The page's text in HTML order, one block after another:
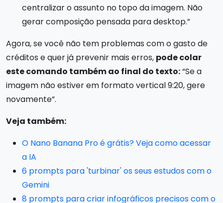
centralizar o assunto no topo da imagem. Não
gerar composição pensada para desktop.”
Agora, se você não tem problemas com o gasto de
créditos e quer já prevenir mais erros, pode colar
este comando também ao final do texto:“Se a
imagem não estiver em formato vertical 9:20, gere
novamente”.
Veja também:
O Nano Banana Pro é grátis? Veja como acessar
a IA
6 prompts para 'turbinar' os seus estudos com o
Gemini
8 prompts para criar infográficos precisos com o